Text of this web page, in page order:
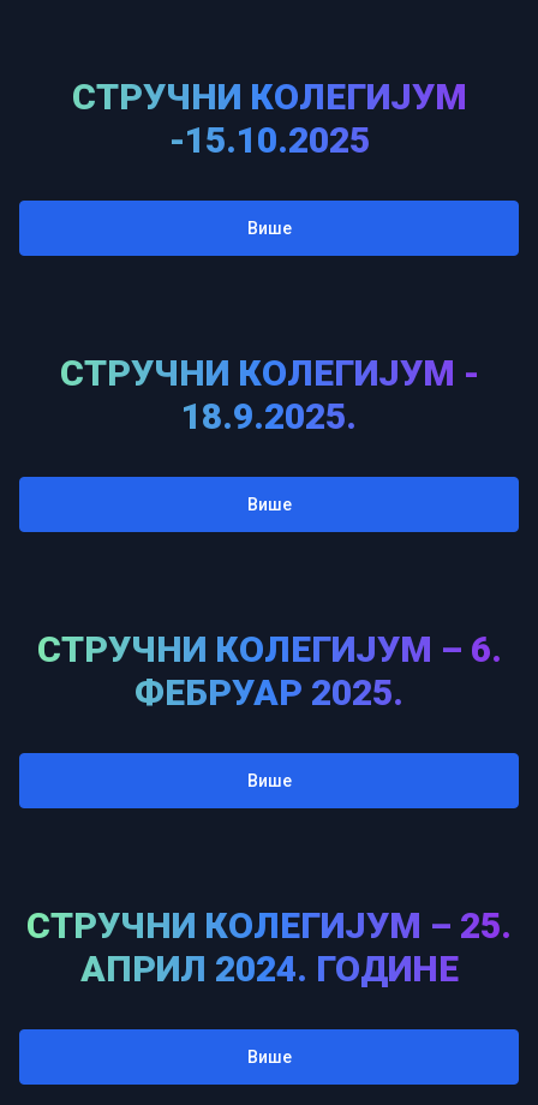
СТРУЧНИ КОЛЕГИЈУМ
-15.10.2025
Више
СТРУЧНИ КОЛЕГИЈУМ -
18.9.2025.
Више
СТРУЧНИ КОЛЕГИЈУМ – 6.
ФЕБРУАР 2025.
Више
СТРУЧНИ КОЛЕГИЈУМ – 25.
АПРИЛ 2024. ГОДИНЕ
Више